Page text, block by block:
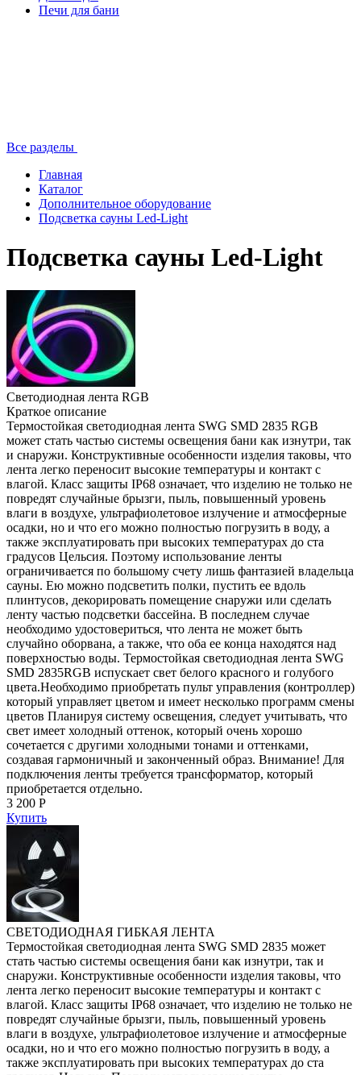
Печи для бани
Все разделы
Главная
Каталог
Дополнительное оборудование
Подсветка сауны Led-Light
Подсветка сауны Led-Light
Светодиодная лента RGB
Краткое описание
Термостойкая светодиодная лента SWG SMD 2835 RGB
может стать частью системы освещения бани как изнутри, так
и снаружи. Конструктивные особенности изделия таковы, что
лента легко переносит высокие температуры и контакт с
влагой. Класс защиты IP68 означает, что изделию не только не
повредят случайные брызги, пыль, повышенный уровень
влаги в воздухе, ультрафиолетовое излучение и атмосферные
осадки, но и что его можно полностью погрузить в воду, а
также эксплуатировать при высоких температурах до ста
градусов Цельсия. Поэтому использование ленты
ограничивается по большому счету лишь фантазией владельца
сауны. Ею можно подсветить полки, пустить ее вдоль
плинтусов, декорировать помещение снаружи или сделать
ленту частью подсветки бассейна. В последнем случае
необходимо удостовериться, что лента не может быть
случайно оборвана, а также, что оба ее конца находятся над
поверхностью воды. Термостойкая светодиодная лента SWG
SMD 2835RGB испускает свет белого красного и голубого
цвета.Необходимо приобретать пульт управления (контроллер)
который управляет цветом и имеет несколько программ смены
цветов Планируя систему освещения, следует учитывать, что
свет имеет холодный оттенок, который очень хорошо
сочетается с другими холодными тонами и оттенками,
создавая гармоничный и законченный образ. Внимание! Для
подключения ленты требуется трансформатор, который
приобретается отдельно.
3 200 Р
Купить
СВЕТОДИОДНАЯ ГИБКАЯ ЛЕНТА
Термостойкая светодиодная лента SWG SMD 2835 может
стать частью системы освещения бани как изнутри, так и
снаружи. Конструктивные особенности изделия таковы, что
лента легко переносит высокие температуры и контакт с
влагой. Класс защиты IP68 означает, что изделию не только не
повредят случайные брызги, пыль, повышенный уровень
влаги в воздухе, ультрафиолетовое излучение и атмосферные
осадки, но и что его можно полностью погрузить в воду, а
также эксплуатировать при высоких температурах до ста